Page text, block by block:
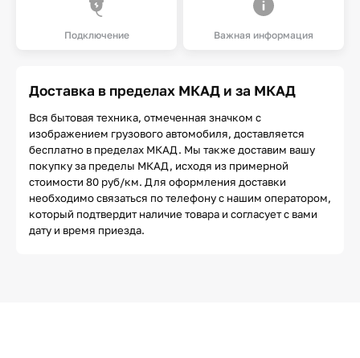
Подключение Важная информация
Доставка в пределах МКАД и за МКАД
Вся бытовая техника, отмеченная значком с
изображением грузового автомобиля, доставляется
бесплатно в пределах МКАД. Мы также доставим вашу
покупку за пределы МКАД, исходя из примерной
стоимости 80 руб/км. Для оформления доставки
необходимо связаться по телефону с нашим оператором,
который подтвердит наличие товара и согласует с вами
дату и время приезда.